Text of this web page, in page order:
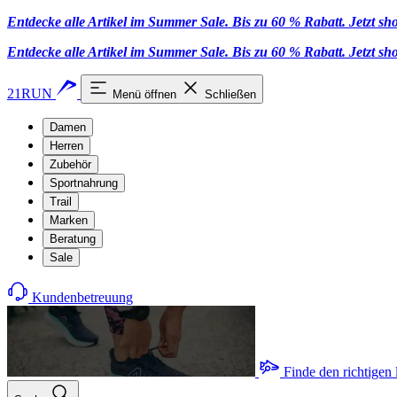
Entdecke alle Artikel im Summer Sale. Bis zu 60 % Rabatt. Jetzt
Entdecke alle Artikel im Summer Sale. Bis zu 60 % Rabatt. Jetzt
21RUN Menü öffnen Schließen
Damen
Herren
Zubehör
Sportnahrung
Trail
Marken
Beratung
Sale
Kundenbetreuung
Finde den richtigen